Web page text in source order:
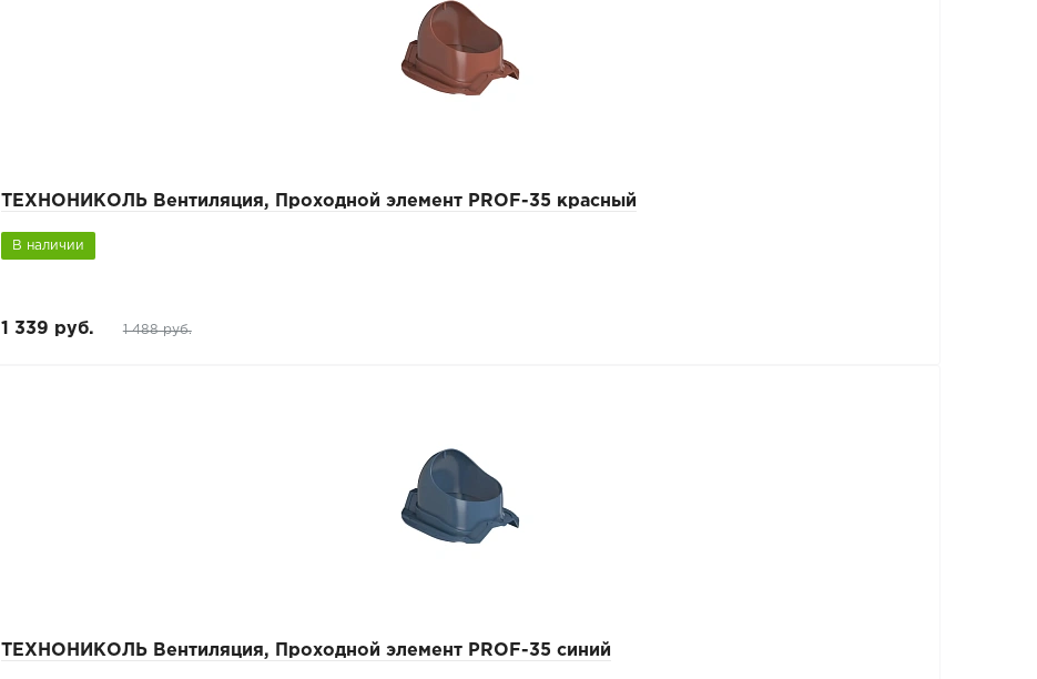
ТЕХНОНИКОЛЬ Вентиляция, Проходной элемент PROF-35 красный
В наличии
1 339 руб. 1 488 руб.
ТЕХНОНИКОЛЬ Вентиляция, Проходной элемент PROF-35 синий